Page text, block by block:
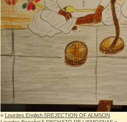
« Lourdes.English.5REJECTION OF ALMSON